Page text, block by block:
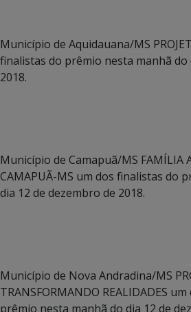
Município de Aquidauana/MS
finalistas do prêmio nesta manhã do
2018.
Município de Camapuã/MS FAMÍLIA
CAMAPUÃ-MS um dos finalistas do
dia 12 de dezembro de 2018.
Município de Nova Andradina/MS
TRANSFORMANDO REALIDADES
prêmio nesta manhã do dia 12 de